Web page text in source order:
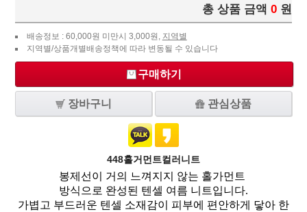
총 상품 금액 0 원
배송정보 : 60,000원 미만시 3,000원, 지역별
지역별/상품개별배송정책에 따라 변동될 수 있습니다
구매하기
장바구니 관심상품
448홀거먼트컬러니트
봉제선이 거의 느껴지지 않는 홀가먼트
방식으로 완성된 텐셀 여름 니트입니다.
가볍고 부드러운 텐셀 소재감이 피부에 편안하게 닿아 한